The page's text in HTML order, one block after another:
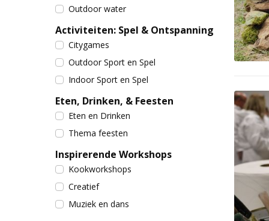
Outdoor water
Activiteiten: Spel & Ontspanning
Citygames
Outdoor Sport en Spel
Indoor Sport en Spel
Eten, Drinken, & Feesten
Eten en Drinken
Thema feesten
Inspirerende Workshops
Kookworkshops
Creatief
Muziek en dans